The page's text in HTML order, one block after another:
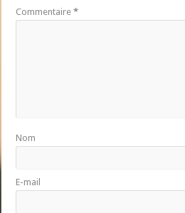
Commentaire*
Nom
E-mail